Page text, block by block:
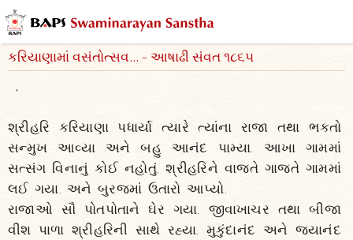
કરિયાણામાં વસંતોત્સવ... - આષાઢી સંવત ૧૮૬૫
,
શ્રીહરિ કરિયાણા પધાર્યા ત્યારે ત્યાંના રાજા તથા ભક્તો
સન્મુખ આવ્યા અને બહુ આનંદ પામ્યા. આખા ગામમાં
સત્સંગ વિનાનું કોઈ નહોતું. શ્રીહરિને વાજતે ગાજતે ગામમાં
લઈ ગયા. અને બુરજમાં ઉતારો આપ્યો.
રાજાઓ સૌ પોતપોતાને ઘેર ગયા. જીવાખાચર તથા બીજા
વીશ પાળા શ્રીહરિની સાથે રહ્યા. મુકુંદાનંદ અને જયાનંદ